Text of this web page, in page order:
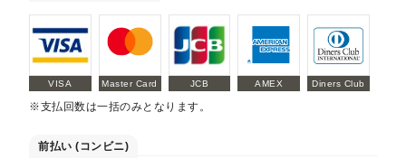
VISA Master Card JCB AMEX Diners Club
※支払回数は一括のみとなります。
前払い (コンビニ)